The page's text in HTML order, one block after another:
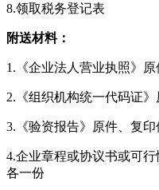
8.领取税务登记表
附送材料：
1. 《企业法人营业执照》
2. 《组织机构统一代码证
3. 《验资报告》原件、复
4.企业章程或协议书或可
各一份